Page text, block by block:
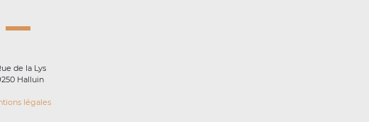
de la Lys
Halluin
légales